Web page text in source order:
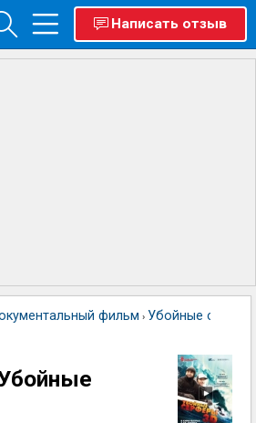
Написать отзыв
фильм › Убойные